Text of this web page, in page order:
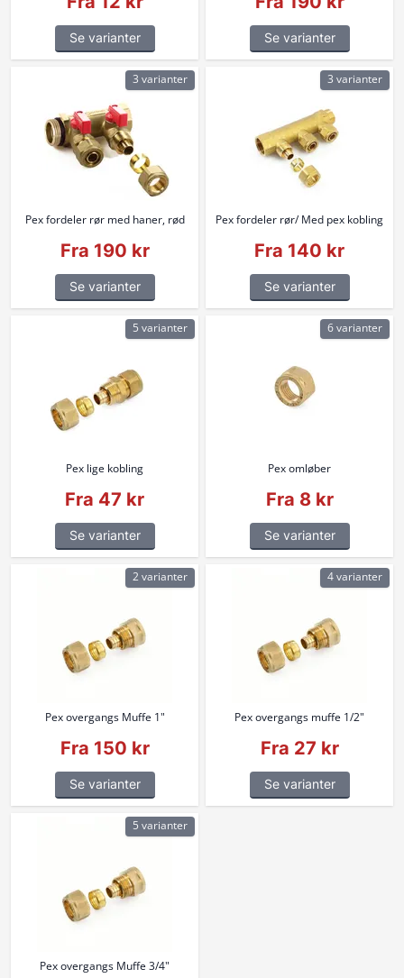
Se varianter Se varianter
Pex fordeler rør med haner, rød
Fra 190 kr
Se varianter
3 varianter
Pex fordeler rør/ Med pex kobling
Fra 140 kr
Se varianter
3 varianter
Pex lige kobling
Fra 47 kr
Se varianter
5 varianter
Pex omløber
Fra 8 kr
Se varianter
6 varianter
Pex overgangs Muffe 1"
Fra 150 kr
Se varianter
2 varianter
Pex overgangs muffe 1/2"
Fra 27 kr
Se varianter
4 varianter
Pex overgangs Muffe 3/4"
5 varianter